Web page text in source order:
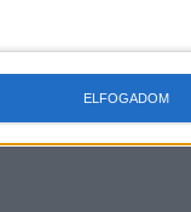
ELFOGADOM